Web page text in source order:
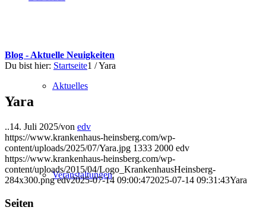
Aktuelles
Veranstaltungen
Blog - Aktuelle Neuigkeiten
Du bist hier: Startseite1 /Yara
Yara
..14. Juli 2025/von edv
https://www.krankenhaus-heinsberg.com/wp-
content/uploads/2025/07/Yara.jpg 1333 2000 edv
https://www.krankenhaus-heinsberg.com/wp-
content/uploads/2015/04/Logo_KrankenhausHeinsberg-
284x300.png edv2025-07-14 09:00:472025-07-14 09:31:43Yara
Seiten